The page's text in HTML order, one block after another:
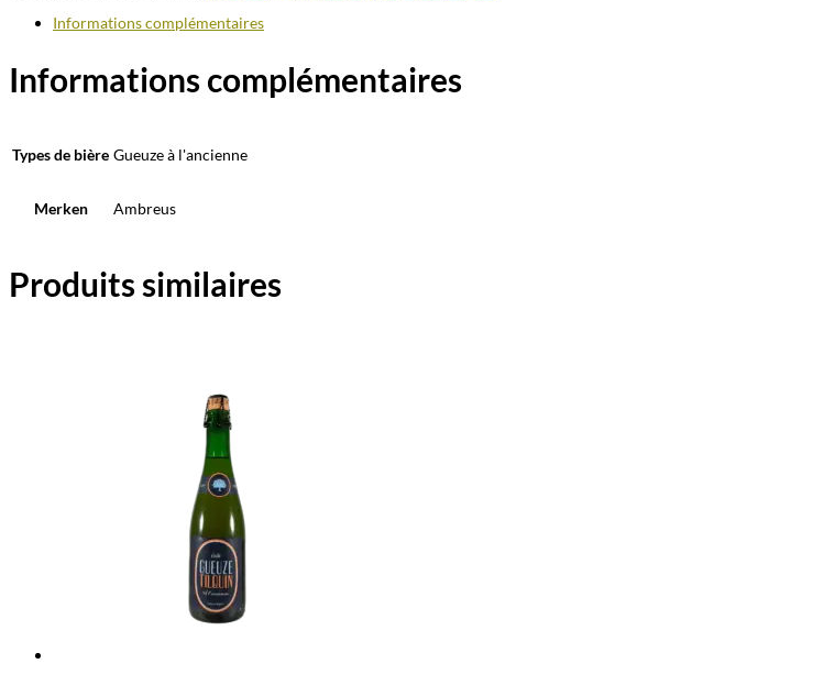
Informations complémentaires
Informations complémentaires
Types de bière Gueuze à l'ancienne
Merken Ambreus
Produits similaires